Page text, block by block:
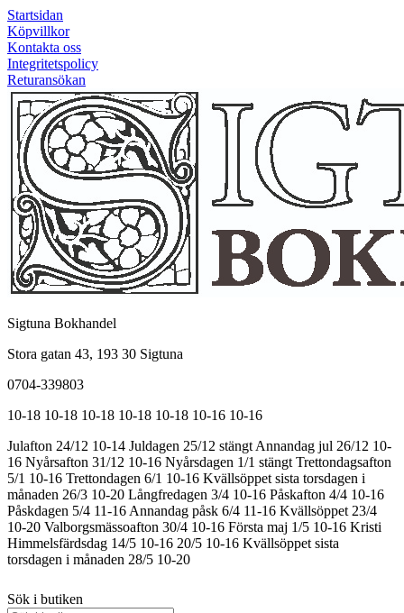
Startsidan
Köpvillkor
Kontakta oss
Integritetspolicy
Returansökan
Sigtuna Bokhandel
Stora gatan 43, 193 30 Sigtuna
0704-339803
10-18 10-18 10-18 10-18 10-18 10-16 10-16
Julafton 24/12 10-14 Juldagen 25/12 stängt Annandag jul 26/12 10-
16 Nyårsafton 31/12 10-16 Nyårsdagen 1/1 stängt Trettondagsafton
5/1 10-16 Trettondagen 6/1 10-16 Kvällsöppet sista torsdagen i
månaden 26/3 10-20 Långfredagen 3/4 10-16 Påskafton 4/4 10-16
Påskdagen 5/4 11-16 Annandag påsk 6/4 11-16 Kvällsöppet 23/4
10-20 Valborgsmässoafton 30/4 10-16 Första maj 1/5 10-16 Kristi
Himmelsfärdsdag 14/5 10-16 20/5 10-16 Kvällsöppet sista
torsdagen i månaden 28/5 10-20
Sök i butiken